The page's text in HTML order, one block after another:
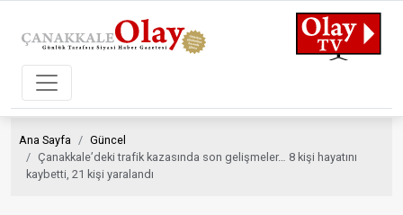
Ana Sayfa
Güncel
Çanakkale’deki trafik kazasında son gelişmeler… 8 kişi hayatını
kaybetti, 21 kişi yaralandı